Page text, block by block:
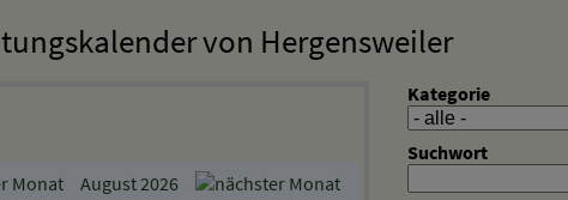
von Hergensweiler
August 2026
Kategorie
Suchwort